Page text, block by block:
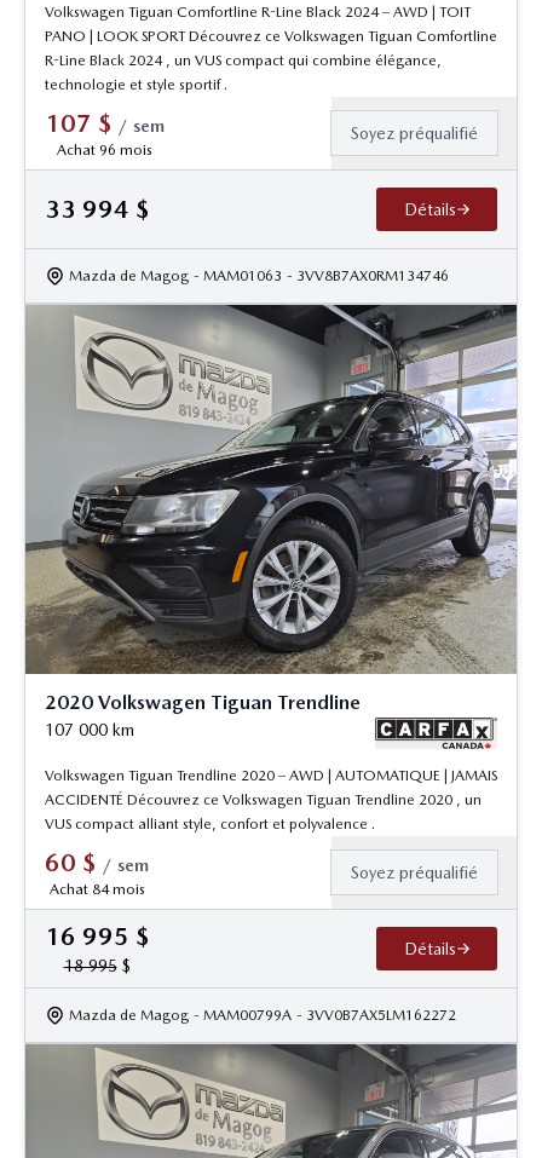
Volkswagen Tiguan Comfortline R-Line Black 2024 – AWD | TOIT
PANO | LOOK SPORT Découvrez ce Volkswagen Tiguan Comfortline
R-Line Black 2024 , un VUS compact qui combine élégance,
technologie et style sportif .
107 $ / sem
Achat 96 mois
Soyez préqualifié
33 994 $ Détails
Mazda de Magog - MAM01063 - 3VV8B7AX0RM134746
2020 Volkswagen Tiguan Trendline
107 000 km
Volkswagen Tiguan Trendline 2020 – AWD | AUTOMATIQUE | JAMAIS
ACCIDENTÉ Découvrez ce Volkswagen Tiguan Trendline 2020 , un
VUS compact alliant style, confort et polyvalence .
60 $ / sem
Achat 84 mois
Soyez préqualifié
16 995 $
18 995$
Détails
Mazda de Magog - MAM00799A - 3VV0B7AX5LM162272